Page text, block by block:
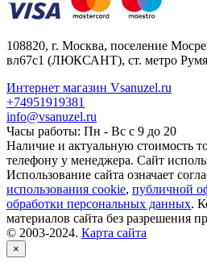
108820, г. Москва, поселение
вл67с1 (ЛЮКСАНТ), ст. метро
Интернет магазин Vsanuzel.ru
+74951919381
info@vsanuzel.ru
Часы работы: Пн - Вс с 9 до 20
Наличие и актуальную стоимость
телефону у менеджера. Сайт
Использование сайта означает
использования cookie, публичной
обработки персональных данных.
материалов сайта без разрешения
© 2003-2024. Карта сайта
×